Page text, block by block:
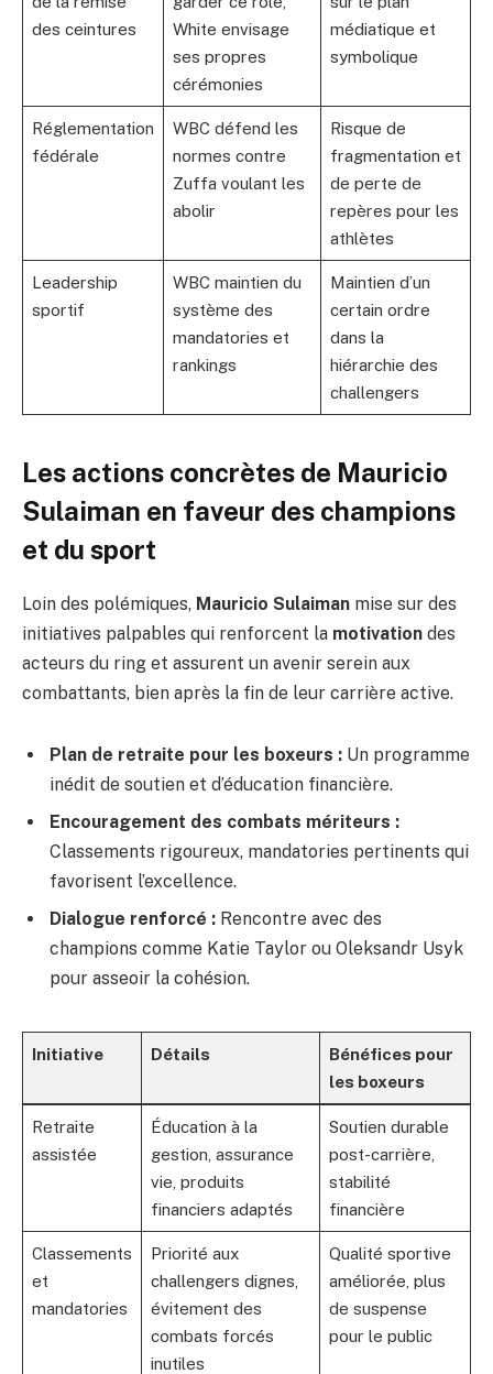
des ceintures
White envisage
ses propres
cérémonies
médiatique et
symbolique
Réglementation
fédérale
WBC défend les
normes contre
Zuffa voulant les
abolir
Risque de
fragmentation et
de perte de
repères pour les
athlètes
Leadership
sportif
WBC maintien du
système des
mandatories et
rankings
Maintien d’un
certain ordre
dans la
hiérarchie des
challengers
Les actions concrètes de Mauricio
Sulaiman en faveur des champions
et du sport
Loin des polémiques, Mauricio Sulaiman mise sur des
initiatives palpables qui renforcent la motivation des
acteurs du ring et assurent un avenir serein aux
combattants, bien après la fin de leur carrière active.
Plan de retraite pour les boxeurs : Un programme
inédit de soutien et d’éducation financière.
Encouragement des combats mériteurs :
Classements rigoureux, mandatories pertinents qui
favorisent l’excellence.
Dialogue renforcé : Rencontre avec des
champions comme Katie Taylor ou Oleksandr Usyk
pour asseoir la cohésion.
Initiative Détails
Bénéfices pour
les boxeurs
Retraite
assistée
Éducation à la
gestion, assurance
vie, produits
financiers adaptés
Soutien durable
post-carrière,
stabilité
financière
Classements
et
mandatories
Priorité aux
challengers dignes,
évitement des
combats forcés
inutiles
Qualité sportive
améliorée, plus
de suspense
pour le public